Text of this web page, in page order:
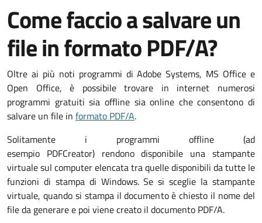
Come faccio a salvare un
file in formato PDF/A?
Oltre ai più noti programmi di Adobe Systems, MS Office e
Open Office, è possibile trovare in internet numerosi
programmi gratuiti sia offline sia online che consentono di
salvare un file in formato PDF/A.
Solitamente i programmi offline (ad
esempio PDFCreator) rendono disponibile una stampante
virtuale sul computer elencata tra quelle disponibili da tutte le
funzioni di stampa di Windows. Se si sceglie la stampante
virtuale, quando si stampa il documento è chiesto il nome del
file da generare e poi viene creato il documento PDF/A.